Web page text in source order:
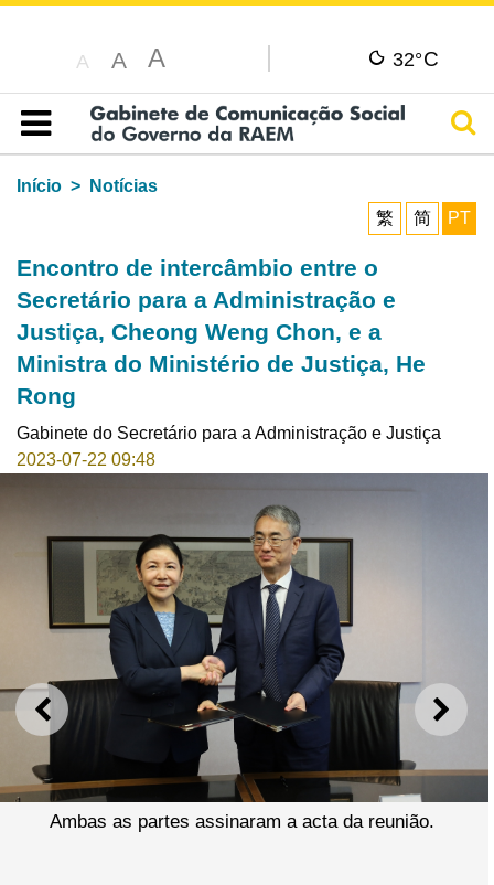
A A A 32°C
Índice
Início
Notícias
繁
简 PT
Encontro de intercâmbio entre o
Secretário para a Administração e
Justiça, Cheong Weng Chon, e a
Ministra do Ministério de Justiça, He
Rong
Gabinete do Secretário para a Administração e Justiça
2023-07-22 09:48
ANTERIOR
Ambas as partes assinaram a acta da reunião.